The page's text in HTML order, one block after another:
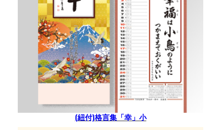
(紐付)格言集「幸」小